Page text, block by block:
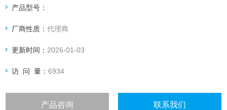
体产品信息欢迎电询：4006551678
产品型号：
厂商性质：代理商
更新时间： 2026-01-03
访 问 量：6934
产品咨询 联系我们